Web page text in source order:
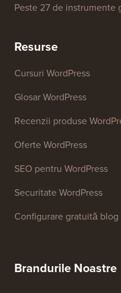
Peste 27 de instrumente
Resurse
Cursuri WordPress
Glosar WordPress
Recenzii produse
Oferte WordPress
SEO pentru WordPress
Securitate WordPress
Configurare gratuită blog
Brandurile Noastre